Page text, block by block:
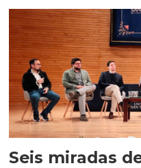
Seis miradas